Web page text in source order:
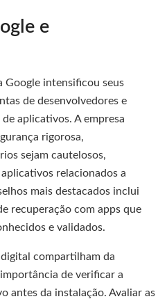
e
Google intensificou seus
de desenvolvedores e
aplicativos. A empresa
rigorosa,
sejam cautelosos,
relacionados a
mais destacados inclui
recuperação com apps que
e validados.
digital compartilham da
de verificar a
antes da instalação. Avaliar as